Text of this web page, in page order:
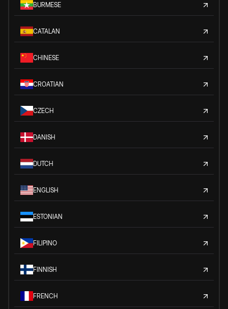
BURMESE
CATALAN
CHINESE
CROATIAN
CZECH
DANISH
DUTCH
ENGLISH
ESTONIAN
FILIPINO
FINNISH
FRENCH